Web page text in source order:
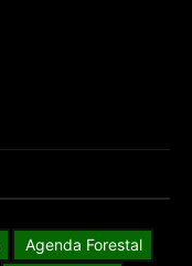
Agenda Forestal